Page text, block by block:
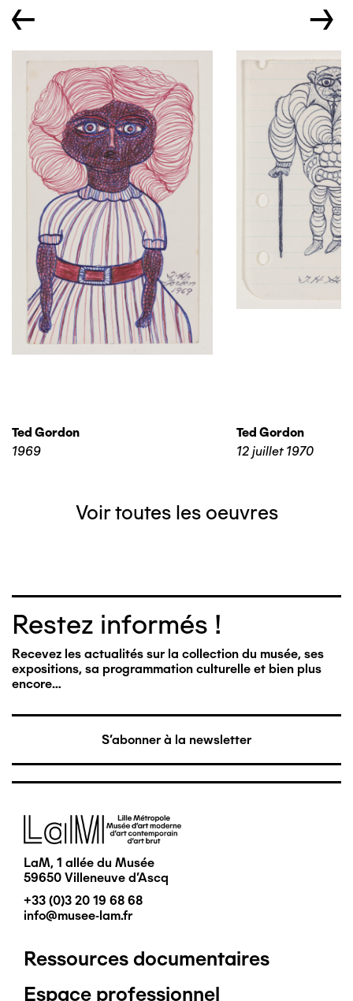
← →
Ted Gordon
1969
Ted Gordon
12 juillet 1970
Voir toutes les oeuvres
Restez informés !
Recevez les actualités sur la collection du musée, ses
expositions, sa programmation culturelle et bien plus
encore…
S'abonner à la newsletter
Image
LaM, 1 allée du Musée
59650 Villeneuve d'Ascq
+33 (0)3 20 19 68 68
info@musee-lam.fr
Pied
Ressources documentaires
Espace professionnel